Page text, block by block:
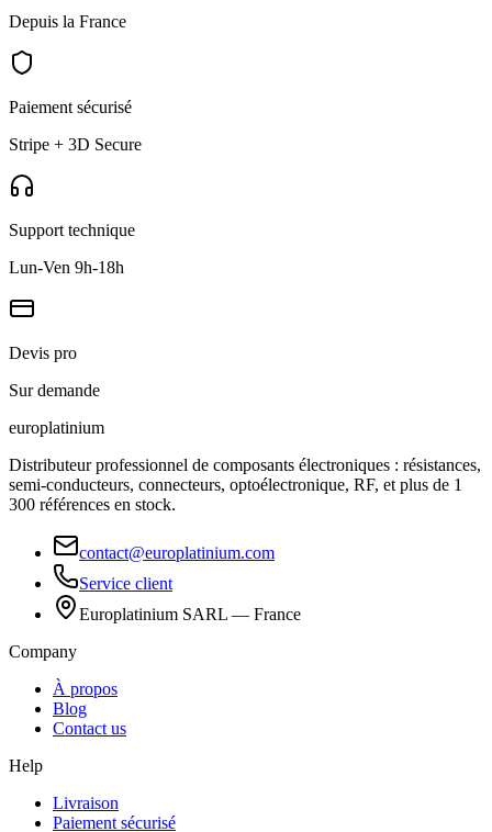
Depuis la France
Paiement sécurisé
Stripe + 3D Secure
Support technique
Lun-Ven 9h-18h
Devis pro
Sur demande
europlatinium
Distributeur professionnel de composants électroniques : résistances,
semi-conducteurs, connecteurs, optoélectronique, RF, et plus de 1
300 références en stock.
contact@europlatinium.com
Service client
Europlatinium SARL — France
Company
À propos
Blog
Contact us
Help
Livraison
Paiement sécurisé